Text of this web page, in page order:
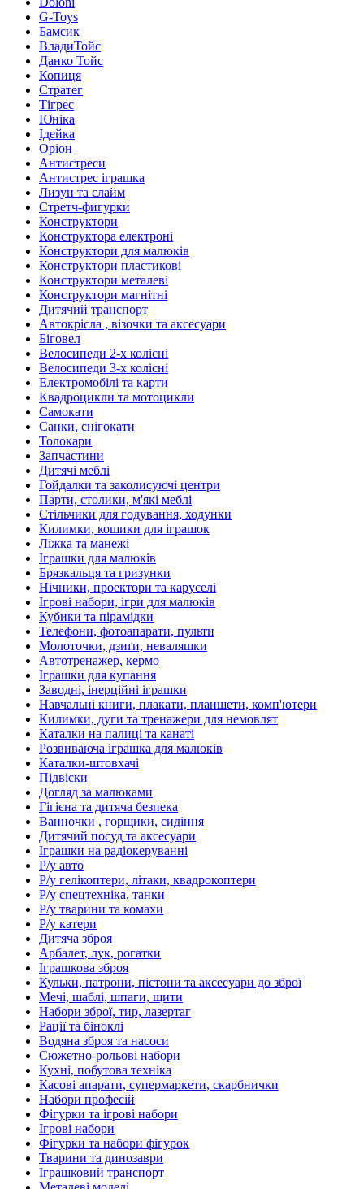
G-Toys
Бамсик
ВладиТойс
Данко Тойс
Копиця
Стратег
Тігрес
Юніка
Ідейка
Оріон
Антистреси
Антистрес іграшка
Лизун та слайм
Стретч-фигурки
Конструктори
Конструктора електроні
Конструктори для малюків
Конструктори пластикові
Конструктори металеві
Конструктори магнітні
Дитячий транспорт
Автокрісла , візочки та аксесуари
Біговел
Велосипеди 2-х колісні
Велосипеди 3-х колісні
Електромобілі та карти
Квадроцикли та мотоцикли
Самокати
Санки, снігокати
Толокари
Запчастини
Дитячі меблі
Гойдалки та заколисуючі центри
Парти, столики, м'які меблі
Стільчики для годування, ходунки
Килимки, кошики для іграшок
Ліжка та манежі
Іграшки для малюків
Брязкальця та гризунки
Нічники, проектори та каруселі
Ігрові набори, ігри для малюків
Кубики та пірамідки
Телефони, фотоапарати, пульти
Молоточки, дзиґи, неваляшки
Автотренажер, кермо
Іграшки для купання
Заводні, інерційні іграшки
Навчальні книги, плакати, планшети, комп'ютери
Килимки, дуги та тренажери для немовлят
Каталки на палиці та канаті
Розвиваюча іграшка для малюків
Каталки-штовхачі
Підвіски
Догляд за малюками
Гігієна та дитяча безпека
Ванночки , горщики, сидіння
Дитячий посуд та аксесуари
Іграшки на радіокеруванні
Р/у авто
Р/у гелікоптери, літаки, квадрокоптери
Р/у спецтехніка, танки
Р/у тварини та комахи
Р/у катери
Дитяча зброя
Арбалет, лук, рогатки
Іграшкова зброя
Кульки, патрони, пістони та аксесуари до зброї
Мечі, шаблі, шпаги, щити
Набори зброї, тир, лазертаг
Рації та біноклі
Водяна зброя та насоси
Сюжетно-рольові набори
Кухні, побутова техніка
Касові апарати, супермаркети, скарбнички
Набори професій
Фігурки та ігрові набори
Ігрові набори
Фігурки та набори фігурок
Тварини та динозаври
Іграшковий транспорт